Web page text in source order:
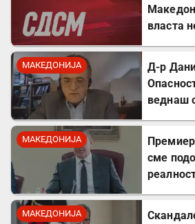
власта
МАКЕДОНИЈА
Д-р
веднаш
МАКЕДОНИЈА
сме
МАКЕДОНИЈА